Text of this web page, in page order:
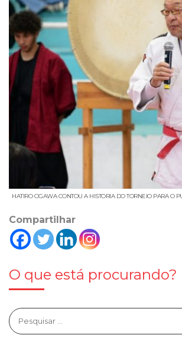
HATIRO OGAWA CONTOU A HISTORIA DO TORNEIO PARA O
Compartilhar
O que está procurando?